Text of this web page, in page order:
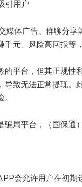
引用户
媒体广告、群聊分
千元、风险高回报等
的平台，但其正规
导致无法正常提现
骗局平台，（国保
会允许用户在初